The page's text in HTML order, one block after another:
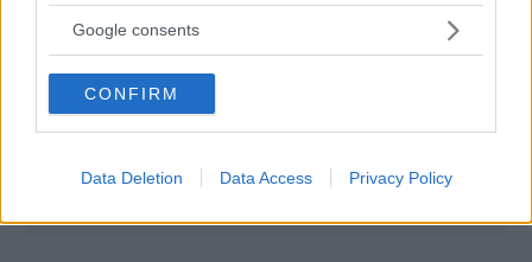
not limited to your visit or usage behaviour. You may click to
use your data for below specified purposes in below Google
consent section.
Google consents
CONFIRM
Data Deletion Data Access Privacy Policy
Diskutera:Vad tycker du om nya Dodge
Durango?
RELATERADE BILDSPEL
Bildspel: Dodge Durango gör comeback